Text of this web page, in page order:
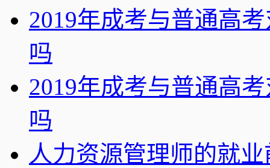
2019年成考与普通高
吗
2019年成考与普通高
吗
人力资源管理师的就